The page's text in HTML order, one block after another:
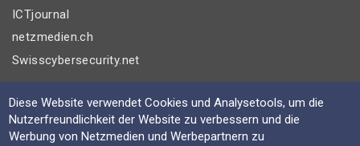
ICTjournal
netzmedien.ch
Swisscybersecurity.net
© NETZMEDIEN AG 2026
Impressum
AGB
Diese Website verwendet Cookies und Analysetools, um die
Nutzerfreundlichkeit der Website zu verbessern und die
Werbung von Netzmedien und Werbepartnern zu